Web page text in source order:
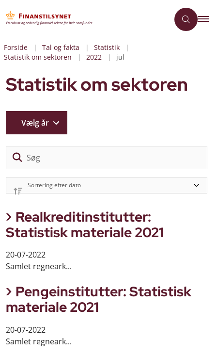
Forside Tal og fakta
Statistik
Statistik om sektoren
2022 jul
Statistik om sektoren
Vælg år
Realkreditinstitutter:
Statistisk materiale 2021
20-07-2022
Samlet regneark...
Pengeinstitutter: Statistisk
materiale 2021
20-07-2022
Samlet regneark...